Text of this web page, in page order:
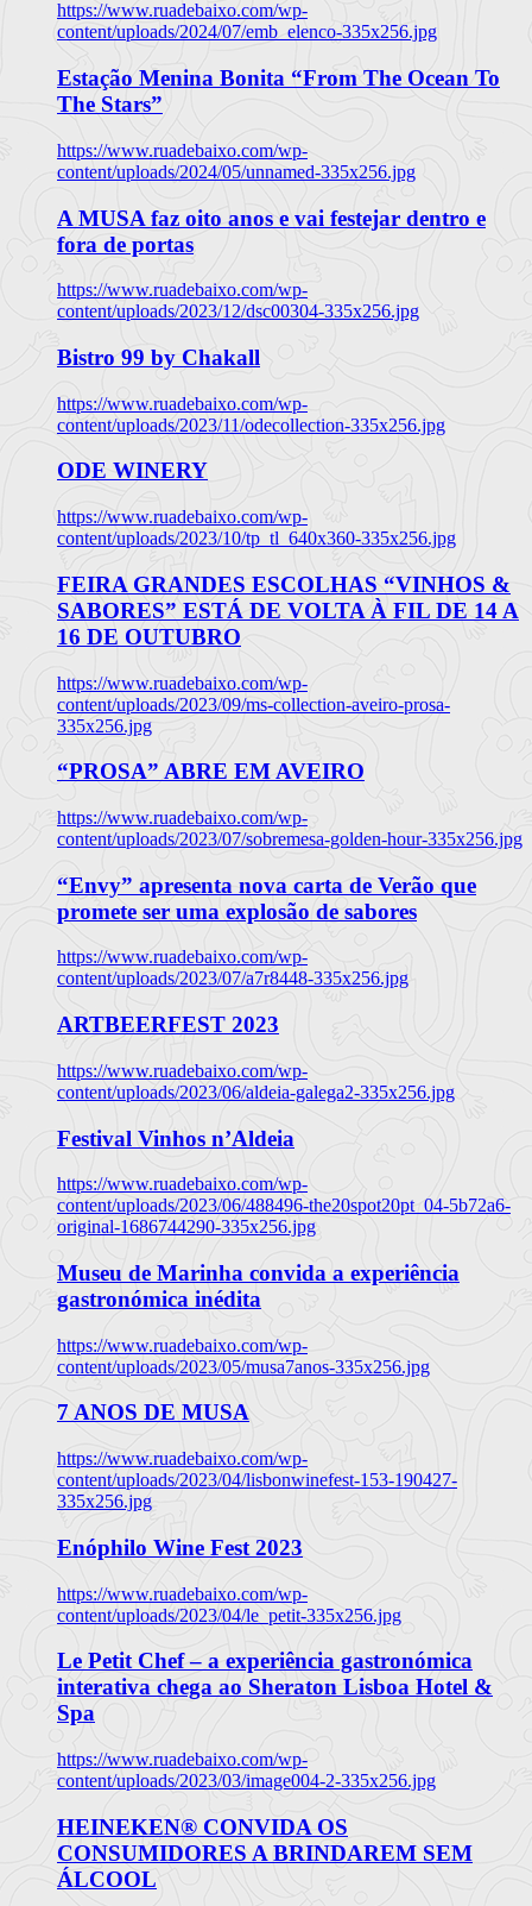
https://www.ruadebaixo.com/wp-
content/uploads/2024/07/emb_elenco-335x256.jpg
Estação Menina Bonita “From The Ocean To
The Stars”
https://www.ruadebaixo.com/wp-
content/uploads/2024/05/unnamed-335x256.jpg
A MUSA faz oito anos e vai festejar dentro e
fora de portas
https://www.ruadebaixo.com/wp-
content/uploads/2023/12/dsc00304-335x256.jpg
Bistro 99 by Chakall
https://www.ruadebaixo.com/wp-
content/uploads/2023/11/odecollection-335x256.jpg
ODE WINERY
https://www.ruadebaixo.com/wp-
content/uploads/2023/10/tp_tl_640x360-335x256.jpg
FEIRA GRANDES ESCOLHAS “VINHOS &
SABORES” ESTÁ DE VOLTA À FIL DE 14 A
16 DE OUTUBRO
https://www.ruadebaixo.com/wp-
content/uploads/2023/09/ms-collection-aveiro-prosa-
335x256.jpg
“PROSA” ABRE EM AVEIRO
https://www.ruadebaixo.com/wp-
content/uploads/2023/07/sobremesa-golden-hour-335x256.jpg
“Envy” apresenta nova carta de Verão que
promete ser uma explosão de sabores
https://www.ruadebaixo.com/wp-
content/uploads/2023/07/a7r8448-335x256.jpg
ARTBEERFEST 2023
https://www.ruadebaixo.com/wp-
content/uploads/2023/06/aldeia-galega2-335x256.jpg
Festival Vinhos n’Aldeia
https://www.ruadebaixo.com/wp-
content/uploads/2023/06/488496-the20spot20pt_04-5b72a6-
original-1686744290-335x256.jpg
Museu de Marinha convida a experiência
gastronómica inédita
https://www.ruadebaixo.com/wp-
content/uploads/2023/05/musa7anos-335x256.jpg
7 ANOS DE MUSA
https://www.ruadebaixo.com/wp-
content/uploads/2023/04/lisbonwinefest-153-190427-
335x256.jpg
Enóphilo Wine Fest 2023
https://www.ruadebaixo.com/wp-
content/uploads/2023/04/le_petit-335x256.jpg
Le Petit Chef – a experiência gastronómica
interativa chega ao Sheraton Lisboa Hotel &
Spa
https://www.ruadebaixo.com/wp-
content/uploads/2023/03/image004-2-335x256.jpg
HEINEKEN® CONVIDA OS
CONSUMIDORES A BRINDAREM SEM
ÁLCOOL